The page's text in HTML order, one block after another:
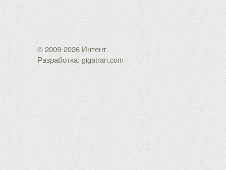
© 2009-2026 Интент
Разработка: gigatran.com